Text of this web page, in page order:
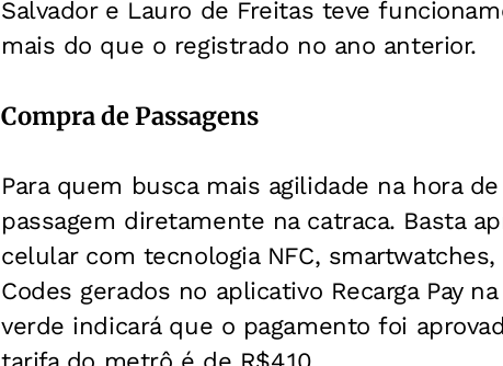
Salvador e Lauro de Freitas teve
mais do que o registrado no ano anterior.
Compra de Passagens
Para quem busca mais agilidade na hora
passagem diretamente na catraca. Basta
celular com tecnologia NFC,
Codes gerados no aplicativo Recarga Pay
verde indicará que o pagamento foi